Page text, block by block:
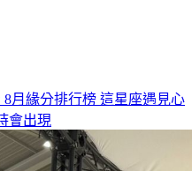
8月緣分排行榜 這星座遇見心
會出現